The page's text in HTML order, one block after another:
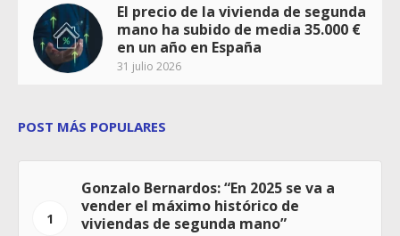
El precio de la vivienda de segunda
mano ha subido de media 35.000 €
en un año en España
31 julio 2026
POST MÁS POPULARES
1
Gonzalo Bernardos: “En 2025 se va a
vender el máximo histórico de
viviendas de segunda mano”